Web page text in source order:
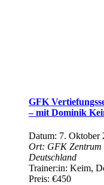
GFK
– mit Dominik
Datum: 7. Oktober
Ort: GFK
Deutschland
Trainer:in: Keim,
Preis: €450